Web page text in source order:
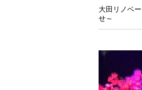
大田リノベ
せ～